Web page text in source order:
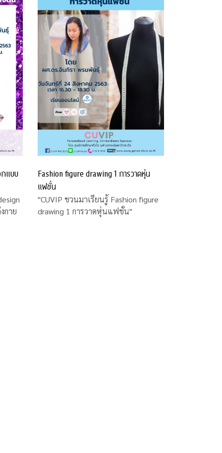
แบบ
กาย
Fashion figure drawing 1 การวาดหุ่น
แฟชั่น
"CUVIP ชวนมาเรียนรู้ Fashion figure
drawing 1 การวาดหุ่นแฟชั่น"